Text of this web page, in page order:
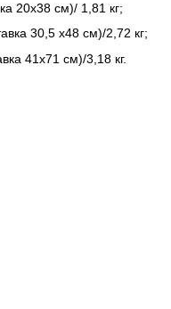
20х38 см)/ 1,81 кг;
30,5 х48 см)/2,72 кг;
41х71 см)/3,18 кг.